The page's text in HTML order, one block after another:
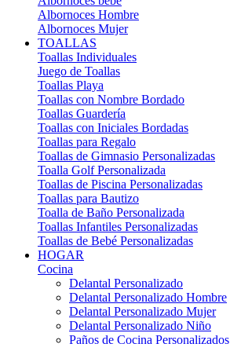
Albornoces Hombre
Albornoces Mujer
TOALLAS
Toallas Individuales
Juego de Toallas
Toallas Playa
Toallas con Nombre Bordado
Toallas Guardería
Toallas con Iniciales Bordadas
Toallas para Regalo
Toallas de Gimnasio Personalizadas
Toalla Golf Personalizada
Toallas de Piscina Personalizadas
Toallas para Bautizo
Toalla de Baño Personalizada
Toallas Infantiles Personalizadas
Toallas de Bebé Personalizadas
HOGAR
Cocina
Delantal Personalizado
Delantal Personalizado Hombre
Delantal Personalizado Mujer
Delantal Personalizado Niño
Paños de Cocina Personalizados